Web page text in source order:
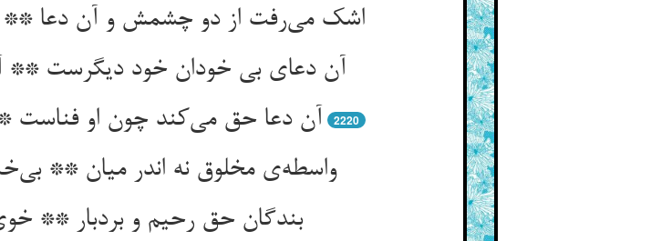
اشک می‌رفت از دو چشمش و آن دعا **
آن دعای بی خودان خود دیگرست **
آن دعا حق می‌کند چون او فناست
2220
واسطه‌ی مخلوق نه اندر میان **
بندگان حق رحیم و بردبار **